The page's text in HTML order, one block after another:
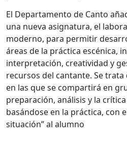
El Departamento de Canto
una nueva asignatura, el
moderno, para permitir
áreas de la práctica escénica,
interpretación, creatividad y
recursos del cantante. Se trata
en las que se compartirá en
preparación, análisis y la
basándose en la práctica, con
situación” al alumno